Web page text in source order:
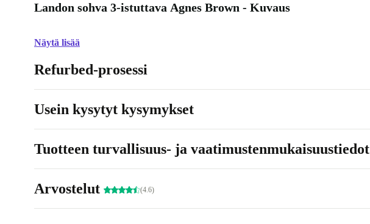
Landon sohva 3-istuttava Agnes Brown - Kuvaus
Näytä lisää
Refurbed-prosessi
Usein kysytyt kysymykset
Tuotteen turvallisuus- ja vaatimustenmukaisuustiedot
Arvostelut (4.6)